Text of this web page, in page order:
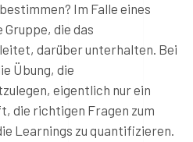
Im Falle eines
die das
darüber unterhalten. Bei
Übung, die
eigentlich nur ein
die richtigen Fragen zum
Learnings zu quantifizieren.